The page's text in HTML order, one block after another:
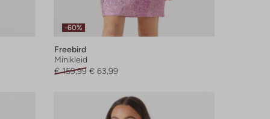
-60%
Freebird
Minikleid
€ 159,99 € 63,99